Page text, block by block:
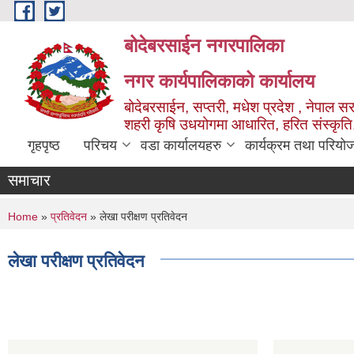
Skip to main content
बोदेबरसाईन नगरपालिका
नगर कार्यपालिकाको कार्यालय
बोदेबरसाईन, सप्तरी, मधेश प्रदेश , नेपाल
शहरी कृषि उधयोगमा आधारित, हरित
गृहपृष्ठ परिचय वडा कार्यालयहरु कार्यक्रम तथा
समाचार
You are here
Home » प्रतिवेदन » लेखा परीक्षण प्रतिवेदन
लेखा परीक्षण प्रतिवेदन